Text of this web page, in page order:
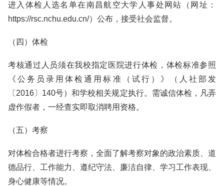
进入体检人选名单在南昌航空大学人事处网站（网址：
https://rsc.nchu.edu.cn/）公布，接受社会监督。
（四）体检
考核通过人员须在我校指定医院进行体检，体检标准参照
《公务员录用体检通用标准（试行）》（人社部发
〔2016〕140号）和学校相关规定执行。需诚信体检，凡弄
虚作假者，一经查实即取消聘用资格。
（五）考察
对体检合格者进行考察，全面了解考察对象的政治素质、道
德品行、工作能力、遵纪守法、廉洁自律、学习工作表现、
身心健康等情况。